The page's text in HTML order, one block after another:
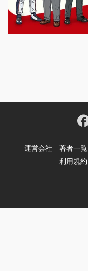
運営会社 著者一覧
利用規約